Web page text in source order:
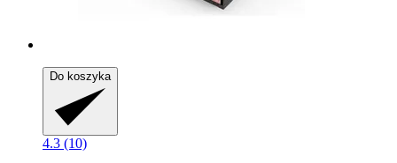
Do koszyka
4.3 (10)